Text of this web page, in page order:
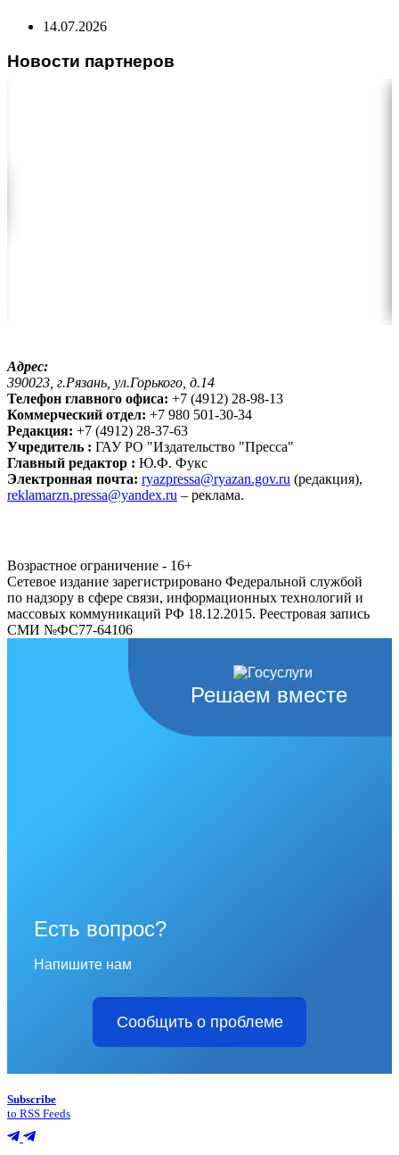
14.07.2026
Новости партнеров
Адрес:
390023, г.Рязань, ул.Горького, д.14
Телефон главного офиса: +7 (4912) 28-98-13
Коммерческий отдел: +7 980 501-30-34
Редакция: +7 (4912) 28-37-63
Учредитель : ГАУ РО "Издательство "Пресса"
Главный редактор : Ю.Ф. Фукс
Электронная почта: ryazpressa@ryazan.gov.ru (редакция),
reklamarzn.pressa@yandex.ru – реклама.
Возрастное ограничение - 16+
Сетевое издание зарегистрировано Федеральной службой
по надзору в сфере связи, информационных технологий и
массовых коммуникаций РФ 18.12.2015. Реестровая запись
СМИ №ФС77-64106
Решаем вместе
Есть вопрос?
Напишите нам
Сообщить о проблеме
Subscribe
to RSS Feeds